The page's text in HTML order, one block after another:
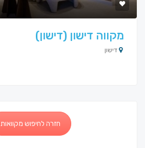
מקווה דישון (דישון)
דישון
חזרה לחיפוש מקוואות